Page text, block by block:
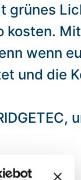
grünes
kosten. Mit
wenn
und die